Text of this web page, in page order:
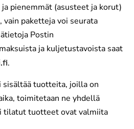
pienemmät (asusteet ja korut)
vain paketteja voi seurata
Postin
ja kuljetustavoista saat
.
tuotteita, joilla on
toimitetaan ne yhdellä
tilatut tuotteet ovat valmiita